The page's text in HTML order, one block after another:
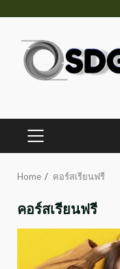
content
PRIMARY
Home คอร์สเรียนฟรี
คอร์สเรียนฟรี